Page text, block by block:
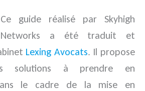
Ce guide réalisé par Skyhigh
Networks a été traduit et
Lexing Avocats. Il propose
solutions à prendre en
le cadre de la mise en